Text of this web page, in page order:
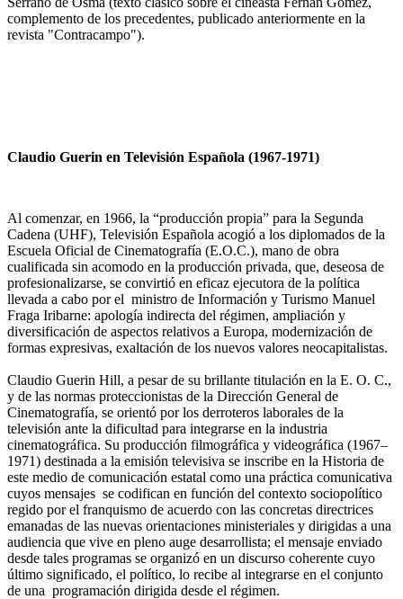
complemento de los precedentes, publicado anteriormente en la
revista "Contracampo").
Claudio Guerin en Televisión Española (1967-1971)
Al comenzar, en 1966, la “producción propia” para la Segunda
Cadena (UHF), Televisión Española acogió a los diplomados de la
Escuela Oficial de Cinematografía (E.O.C.), mano de obra
cualificada sin acomodo en la producción privada, que, deseosa de
profesionalizarse, se convirtió en eficaz ejecutora de la política
llevada a cabo por el ministro de Información y Turismo Manuel
Fraga Iribarne: apología indirecta del régimen, ampliación y
diversificación de aspectos relativos a Europa, modernización de
formas expresivas, exaltación de los nuevos valores neocapitalistas.
Claudio Guerin Hill, a pesar de su brillante titulación en la E. O. C.,
y de las normas proteccionistas de la Dirección General de
Cinematografía, se orientó por los derroteros laborales de la
televisión ante la dificultad para integrarse en la industria
cinematográfica. Su producción filmográfica y videográfica (1967–
1971) destinada a la emisión televisiva se inscribe en la Historia de
este medio de comunicación estatal como una práctica comunicativa
cuyos mensajes se codifican en función del contexto sociopolítico
regido por el franquismo de acuerdo con las concretas directrices
emanadas de las nuevas orientaciones ministeriales y dirigidas a una
audiencia que vive en pleno auge desarrollista; el mensaje enviado
desde tales programas se organizó en un discurso coherente cuyo
último significado, el político, lo recibe al integrarse en el conjunto
de una programación dirigida desde el régimen.